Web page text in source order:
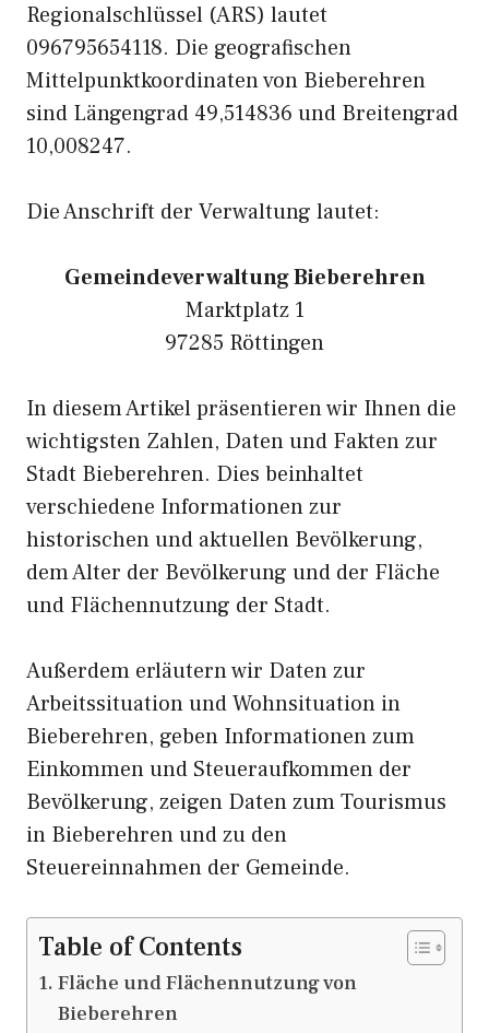
Regionalschlüssel (ARS) lautet
096795654118. Die geografischen
Mittelpunktkoordinaten von Bieberehren
sind Längengrad 49,514836 und Breitengrad
10,008247.
Die Anschrift der Verwaltung lautet:
Gemeindeverwaltung Bieberehren
Marktplatz 1
97285 Röttingen
In diesem Artikel präsentieren wir Ihnen die
wichtigsten Zahlen, Daten und Fakten zur
Stadt Bieberehren. Dies beinhaltet
verschiedene Informationen zur
historischen und aktuellen Bevölkerung,
dem Alter der Bevölkerung und der Fläche
und Flächennutzung der Stadt.
Außerdem erläutern wir Daten zur
Arbeitssituation und Wohnsituation in
Bieberehren, geben Informationen zum
Einkommen und Steueraufkommen der
Bevölkerung, zeigen Daten zum Tourismus
in Bieberehren und zu den
Steuereinnahmen der Gemeinde.
Table of Contents
Fläche und Flächennutzung von
Bieberehren